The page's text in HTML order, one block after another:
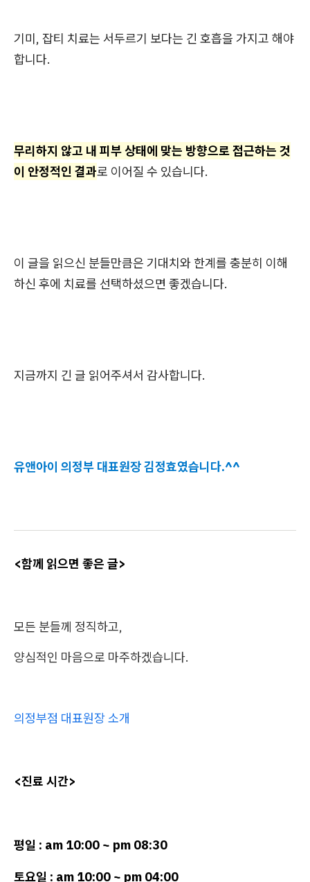
기미, 잡티 치료는 서두르기 보다는 긴 호흡을 가지고 해야
합니다.
무리하지 않고 내 피부 상태에 맞는 방향으로 접근하는 것
이 안정적인 결과로 이어질 수 있습니다.
이 글을 읽으신 분들만큼은 기대치와 한계를 충분히 이해
하신 후에 치료를 선택하셨으면 좋겠습니다.
지금까지 긴 글 읽어주셔서 감사합니다.
유앤아이 의정부 대표원장 김정효였습니다.^^
<함께 읽으면 좋은 글>
모든 분들께 정직하고,
양심적인 마음으로 마주하겠습니다.
의정부점 대표원장 소개
<진료 시간>
평일 : am 10:00 ~ pm 08:30
토요일 : am 10:00 ~ pm 04:00